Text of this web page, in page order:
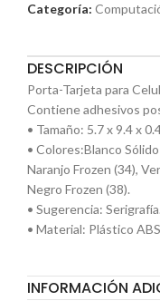
Categoría:
DESCRIPCIÓN
Porta-Tarjeta para
Contiene adhesivos
• Tamaño: 5.7 x 9.4 x
• Colores:Blanco
Naranjo Frozen (34),
Negro Frozen (38).
• Sugerencia: Serigrafía.
• Material: Plástico
INFORMACIÓN